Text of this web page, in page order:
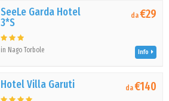
SeeLe Garda Hotel
3*S
in Nago Torbole
da€29
Info
Hotel Villa Garuti da€140